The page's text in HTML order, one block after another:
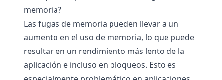
memoria?
Las fugas de memoria pueden llevar a un
aumento en el uso de memoria, lo que puede
resultar en un rendimiento más lento de la
aplicación e incluso en bloqueos. Esto es